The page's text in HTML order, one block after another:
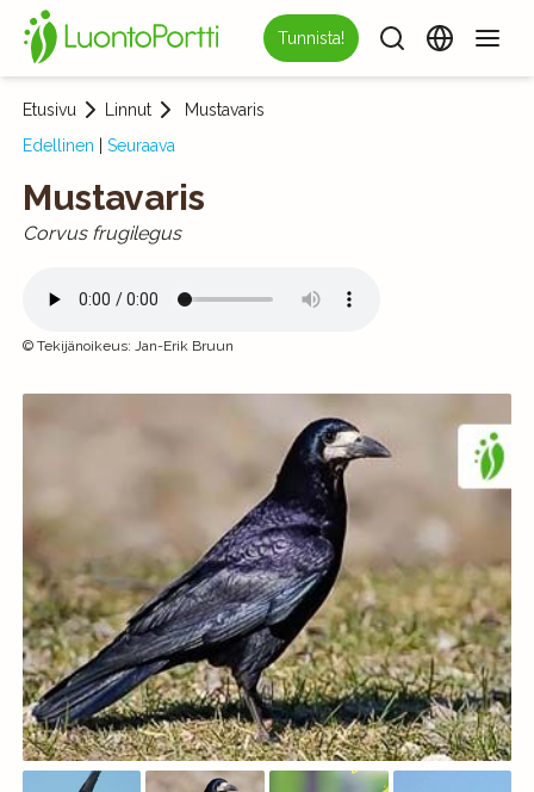
Tunnista!
Etusivu Linnut
Mustavaris
Edellinen
Seuraava
Mustavaris
Corvus frugilegus
© Tekijänoikeus: Jan-Erik Bruun